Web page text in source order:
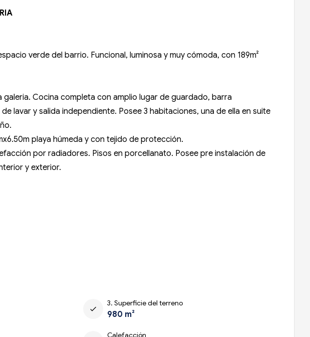
verde del barrio. Funcional, luminosa y muy cómoda, con 189m²
Cocina completa con amplio lugar de guardado, barra
lavar y salida independiente. Posee 3 habitaciones, una de ella en suite
playa húmeda y con tejido de protección.
por radiadores. Pisos en porcellanato. Posee pre instalación de
y exterior.
check
3. Superficie del terreno
980 m²
Calefacción